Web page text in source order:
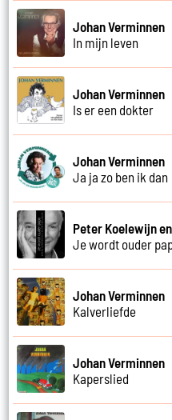
Johan Verminnen
In mijn leven
Johan Verminnen
Is er een dokter
Johan Verminnen
Ja ja zo ben ik dan
Peter Koelewijn
Je wordt ouder
Johan Verminnen
Kalverliefde
Johan Verminnen
Kaperslied